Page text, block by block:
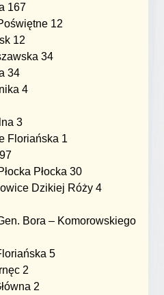
167
12
12
34
34
4
3
Floriańska 1
Płocka 30
Dzikiej Róży 4
Bora – Komorowskiego
5
2
2